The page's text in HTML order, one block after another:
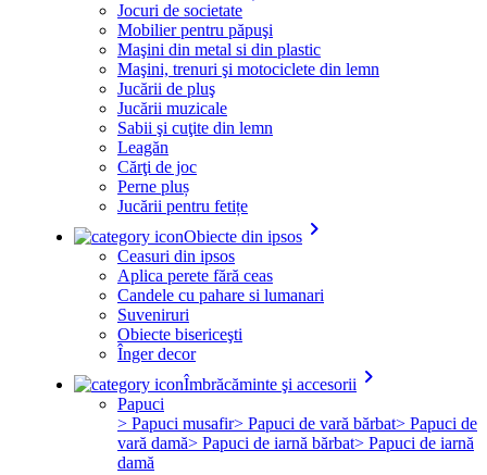
Jocuri de societate
Mobilier pentru păpuşi
Maşini din metal si din plastic
Maşini, trenuri şi motociclete din lemn
Jucării de pluş
Jucării muzicale
Sabii şi cuţite din lemn
Leagăn
Cărţi de joc
Perne pluș
Jucării pentru fetițe
Obiecte din ipsos keyboard_arrow_right
Ceasuri din ipsos
Aplica perete fără ceas
Candele cu pahare si lumanari
Suveniruri
Obiecte bisericeşti
Înger decor
Îmbrăcăminte şi accesorii keyboard_arrow_right
Papuci
> Papuci musafir> Papuci de vară bărbat> Papuci de
vară damă> Papuci de iarnă bărbat> Papuci de iarnă
damă